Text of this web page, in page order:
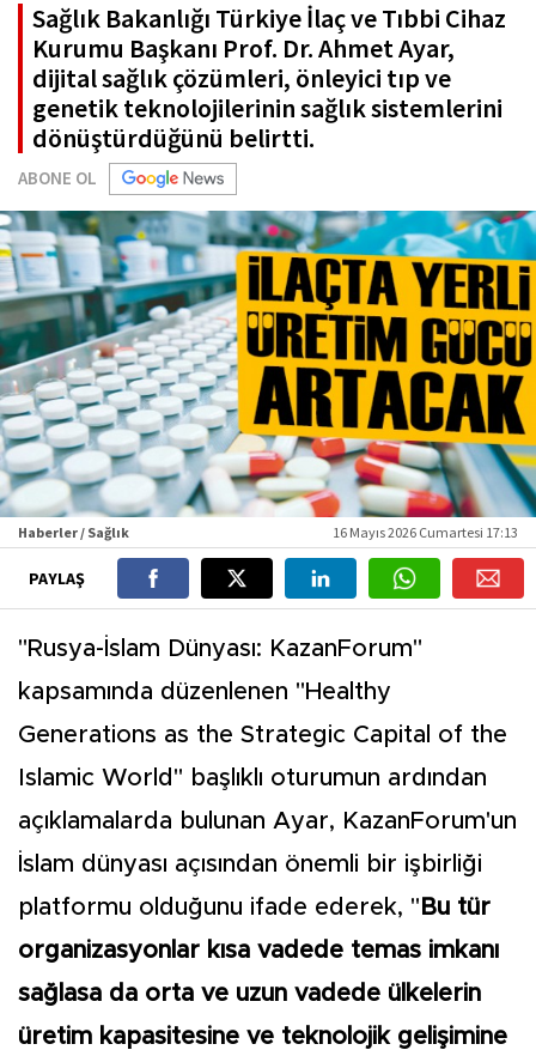
Sağlık Bakanlığı Türkiye İlaç ve Tıbbi Cihaz
Kurumu Başkanı Prof. Dr. Ahmet Ayar,
dijital sağlık çözümleri, önleyici tıp ve
genetik teknolojilerinin sağlık sistemlerini
dönüştürdüğünü belirtti.
ABONE OL
Haberler / Sağlık 16 Mayıs 2026 Cumartesi 17:13
PAYLAŞ
"Rusya-İslam Dünyası: KazanForum"
kapsamında düzenlenen "Healthy
Generations as the Strategic Capital of the
Islamic World" başlıklı oturumun ardından
açıklamalarda bulunan Ayar, KazanForum'un
İslam dünyası açısından önemli bir işbirliği
platformu olduğunu ifade ederek, " Bu tür
organizasyonlar kısa vadede temas imkanı
sağlasa da orta ve uzun vadede ülkelerin
üretim kapasitesine ve teknolojik gelişimine